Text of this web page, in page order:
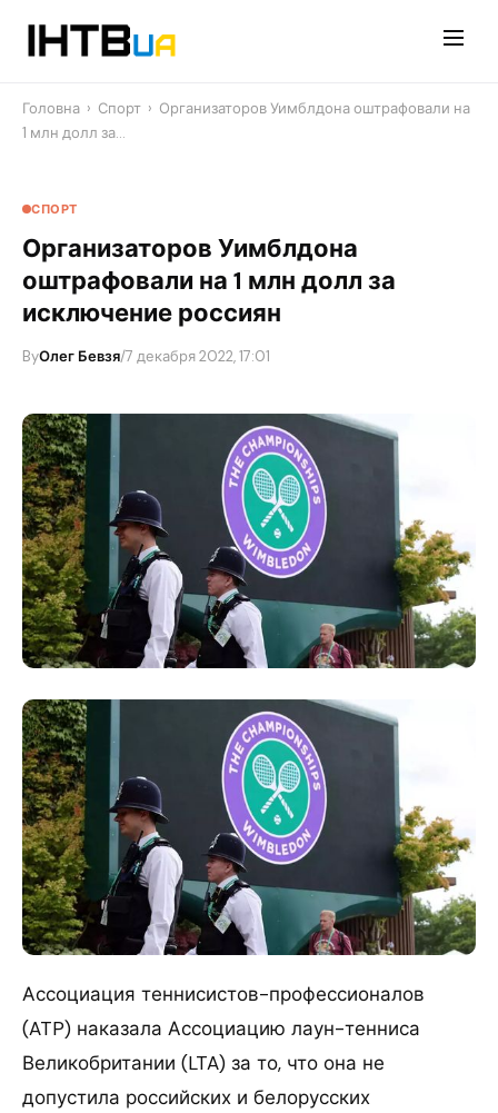
Головна › Спорт › Организаторов Уимблдона оштрафовали на
1 млн долл за…
СПОРТ
Организаторов Уимблдона
оштрафовали на 1 млн долл за
исключение россиян
ByОлег Бевзя/7 декабря 2022, 17:01
Ассоциация теннисистов-профессионалов
(ATP) наказала Ассоциацию лаун-тенниса
Великобритании (LTA) за то, что она не
допустила российских и белорусских